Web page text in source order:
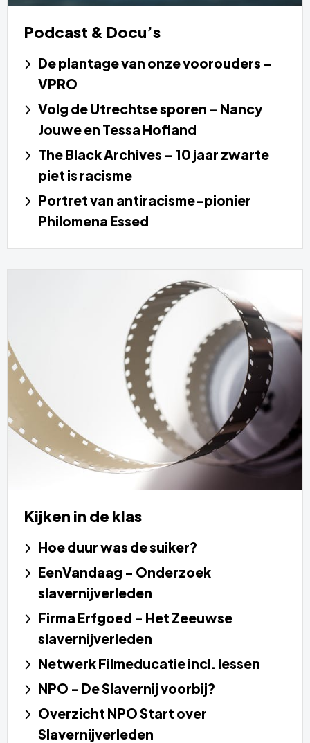
Podcast & Docu’s
De plantage van onze voorouders -
VPRO
Volg de Utrechtse sporen - Nancy
Jouwe en Tessa Hofland
The Black Archives - 10 jaar zwarte
piet is racisme
Portret van antiracisme-pionier
Philomena Essed
Kijken in de klas
Hoe duur was de suiker?
EenVandaag - Onderzoek
slavernijverleden
Firma Erfgoed - Het Zeeuwse
slavernijverleden
Netwerk Filmeducatie incl. lessen
NPO - De Slavernij voorbij?
Overzicht NPO Start over
Slavernijverleden